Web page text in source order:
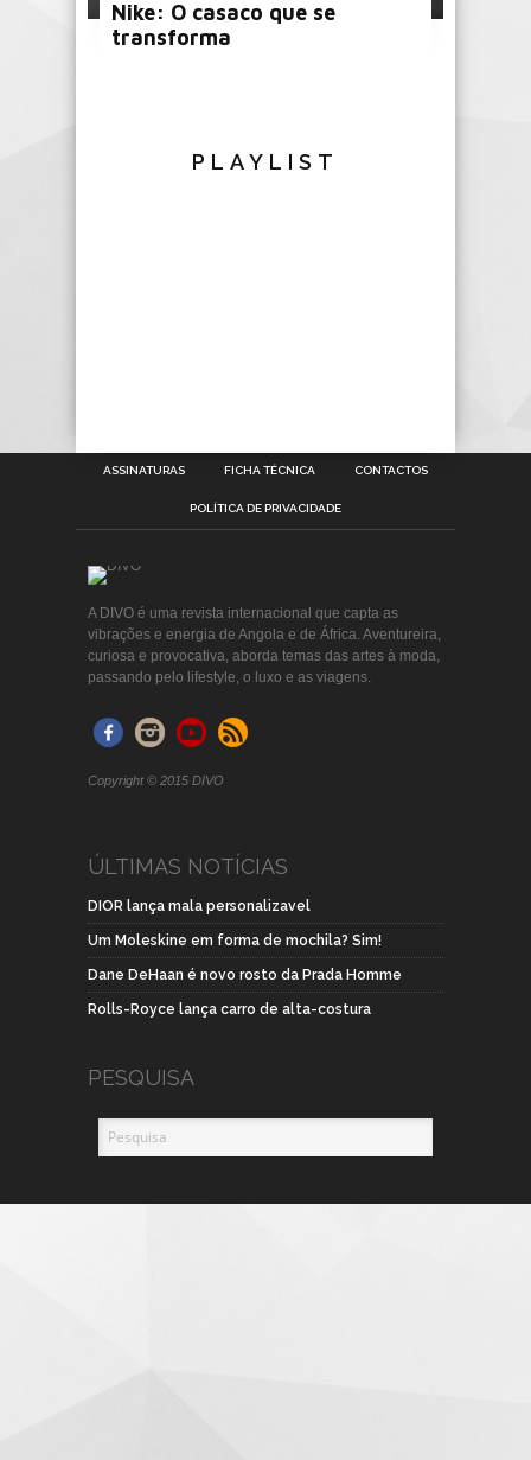
Nike: O casaco que se
transforma
PLAYLIST
ASSINATURAS FICHA TÉCNICA CONTACTOS
POLÍTICA DE PRIVACIDADE
A DIVO é uma revista internacional que capta as
vibrações e energia de Angola e de África. Aventureira,
curiosa e provocativa, aborda temas das artes à moda,
passando pelo lifestyle, o luxo e as viagens.
Copyright © 2015 DIVO
ÚLTIMAS NOTÍCIAS
DIOR lança mala personalizavel
Um Moleskine em forma de mochila? Sim!
Dane DeHaan é novo rosto da Prada Homme
Rolls-Royce lança carro de alta-costura
PESQUISA